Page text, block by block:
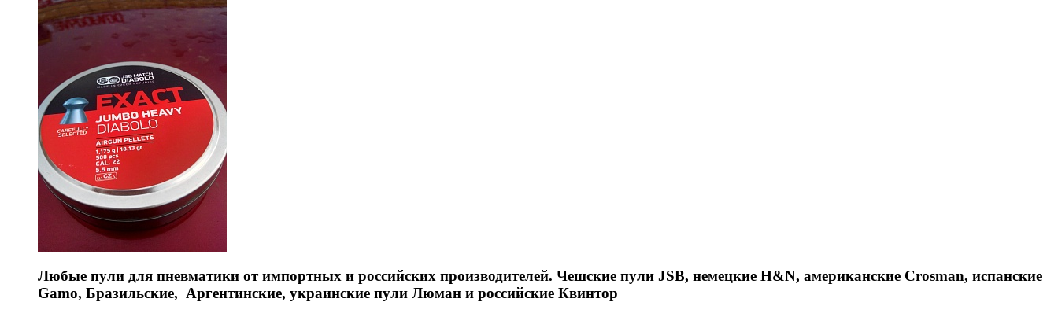
Любые пули для пневматики от импортных и российских производителей. Чешские пули JSB, немецкие H&N, американские Crosman, испанские
Gamo, Бразильские, Аргентинские, украинские пули Люман и российские Квинтор